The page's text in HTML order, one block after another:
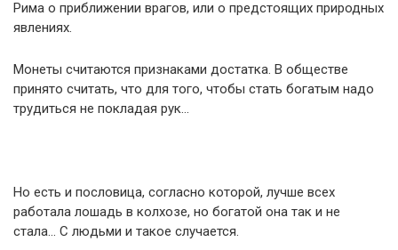
Рима о приближении врагов, или о предстоящих природных
явлениях.
Монеты считаются признаками достатка. В обществе
принято считать, что для того, чтобы стать богатым надо
трудиться не покладая рук…
Но есть и пословица, согласно которой, лучше всех
работала лошадь в колхозе, но богатой она так и не
стала… С людьми и такое случается.